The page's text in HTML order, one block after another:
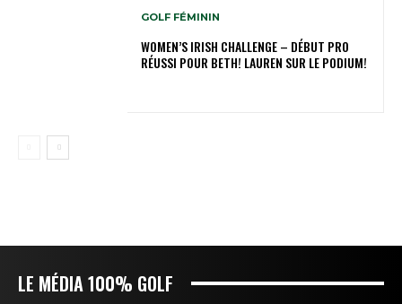
GOLF FÉMININ
WOMEN’S IRISH CHALLENGE – DÉBUT PRO
RÉUSSI POUR BETH! LAUREN SUR LE PODIUM!
LE MÉDIA 100% GOLF